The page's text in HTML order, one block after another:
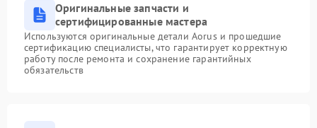
Оригинальные запчасти и
сертифицированные мастера
Используются оригинальные детали Aorus и прошедшие
сертификацию специалисты, что гарантирует корректную
работу после ремонта и сохранение гарантийных
обязательств